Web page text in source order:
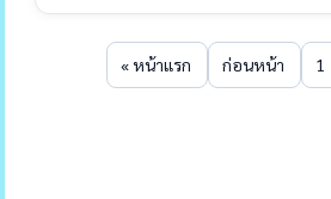
« หน้าแรก ก่อนหน้า 1